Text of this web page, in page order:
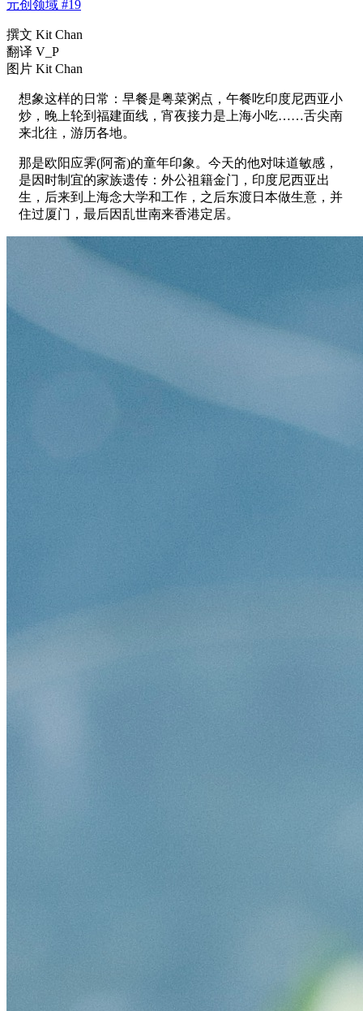
元创领域 #19
撰文 Kit Chan
翻译 V_P
图片 Kit Chan
想象这样的日常：早餐是粤菜粥点，午餐吃印度尼西亚小
炒，晚上轮到福建面线，宵夜接力是上海小吃……舌尖南
来北往，游历各地。
那是欧阳应霁(阿斋)的童年印象。今天的他对味道敏感，
是因时制宜的家族遗传：外公祖籍金门，印度尼西亚出
生，后来到上海念大学和工作，之后东渡日本做生意，并
住过厦门，最后因乱世南来香港定居。